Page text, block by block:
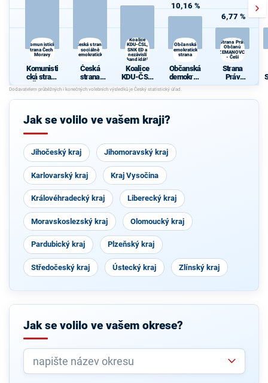
Komunistická
strana Čech a
Moravy
Komunisti
cká strana
Čech a
Moravy
Česká strana
sociálně
demokratická
Česká
strana
sociálně
demokrati
cká
Koalice
KDU-ČSL,
SNK ED a
nezávislí
kandidáti
Koalice
KDU-ČSL,
SNK ED a
nezávislí
kandidáti
10,16 %
Občanská
demokratická
strana
Občanská
demokrati
cká strana
6,77 %
Strana Práv
Občanů
ZEMANOVCI
- Češi
Strana
Práv
Občanů
VCI - Češi
Jak se volilo ve vašem kraji?
Jihočeský kraj Jihomoravský kraj
Karlovarský kraj Kraj Vysočina
Královéhradecký kraj Liberecký kraj
Moravskoslezský kraj Olomoucký kraj
Pardubický kraj Plzeňský kraj
Středočeský kraj Ústecký kraj Zlínský kraj
Jak se volilo ve vašem okrese?